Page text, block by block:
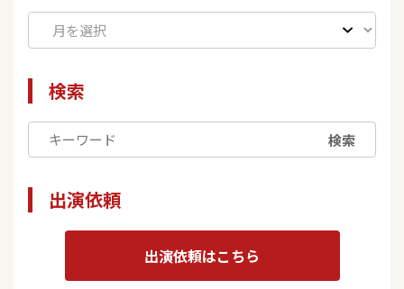
検索
検索
出演依頼
出演依頼はこちら